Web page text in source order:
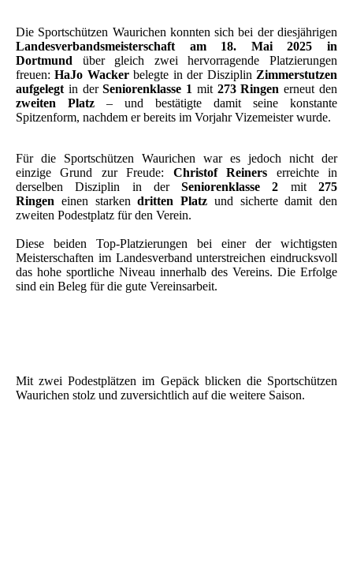
Die Sportschützen Waurichen konnten sich bei der diesjährigen
Landesverbandsmeisterschaft am 18. Mai 2025 in
Dortmund über gleich zwei hervorragende Platzierungen
freuen:HaJo Wackerbelegte in der Disziplin Zimmerstutzen
aufgelegt in derSeniorenklasse 1 mit 273 Ringen erneut den
zweiten Platz – und bestätigte damit seine konstante
Spitzenform, nachdem er bereits im Vorjahr Vizemeister wurde.
Für die Sportschützen Waurichen war es jedoch nicht der
einzige Grund zur Freude: Christof Reiners erreichte in
derselben Disziplin in derSeniorenklasse 2 mit275
Ringen einen starkendritten Platz und sicherte damit den
zweiten Podestplatz für den Verein.
Diese beiden Top-Platzierungen bei einer der wichtigsten
Meisterschaften im Landesverband unterstreichen eindrucksvoll
das hohe sportliche Niveau innerhalb des Vereins. Die Erfolge
sind ein Beleg für die gute Vereinsarbeit.
Mit zwei Podestplätzen im Gepäck blicken die Sportschützen
Waurichen stolz und zuversichtlich auf die weitere Saison.